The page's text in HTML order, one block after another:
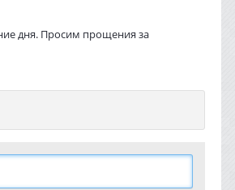
дня. Просим прощения за